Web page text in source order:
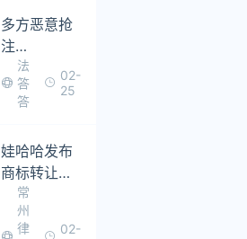
多方恶意抢
注
DeepSeek
商标被驳
回：一公司
次
法
答
答
02-
25
娃哈哈发布
商标转让声
明：以商标
出资 注入娃
常
州
律
02-